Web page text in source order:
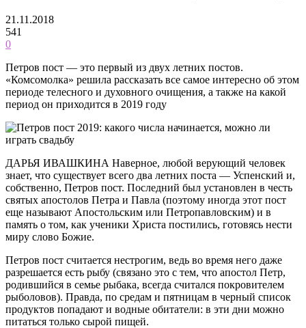
21.11.2018
541
0
Петров пост — это первый из двух летних постов.
«Комсомолка» решила рассказать все самое интересно об этом
периоде телесного и духовного очищения, а также на какой
период он приходится в 2019 году
ДАРЬЯ ИВАШКИНА Наверное, любой верующий человек
знает, что существует всего два летних поста — Успенский и,
собственно, Петров пост. Последний был установлен в честь
святых апостолов Петра и Павла (поэтому иногда этот пост
еще называют Апостольским или Петропавловским) и в
память о том, как ученики Христа постились, готовясь нести
миру слово Божие.
Петров пост считается нестрогим, ведь во время него даже
разрешается есть рыбу (связано это с тем, что апостол Петр,
родившийся в семье рыбака, всегда считался покровителем
рыболовов). Правда, по средам и пятницам в черный список
продуктов попадают и водные обитатели: в эти дни можно
питаться только сырой пищей.